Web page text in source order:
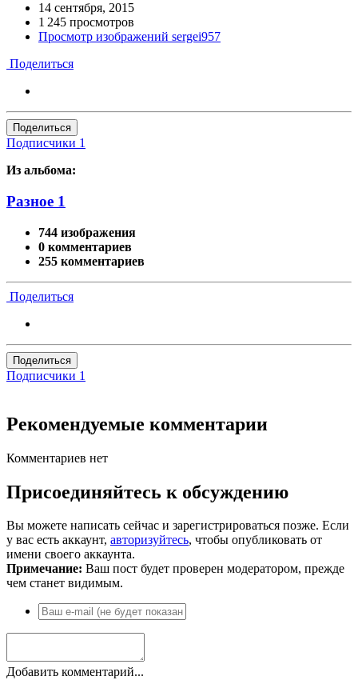
14 сентября, 2015
1 245 просмотров
Просмотр изображений sergei957
Поделиться
Поделиться
Подписчики 1
Из альбома:
Разное 1
744 изображения
0 комментариев
255 комментариев
Поделиться
Поделиться
Подписчики 1
Рекомендуемые комментарии
Комментариев нет
Присоединяйтесь к обсуждению
Вы можете написать сейчас и зарегистрироваться позже. Если
у вас есть аккаунт, авторизуйтесь, чтобы опубликовать от
имени своего аккаунта.
Примечание: Ваш пост будет проверен модератором, прежде
чем станет видимым.
Добавить комментарий...